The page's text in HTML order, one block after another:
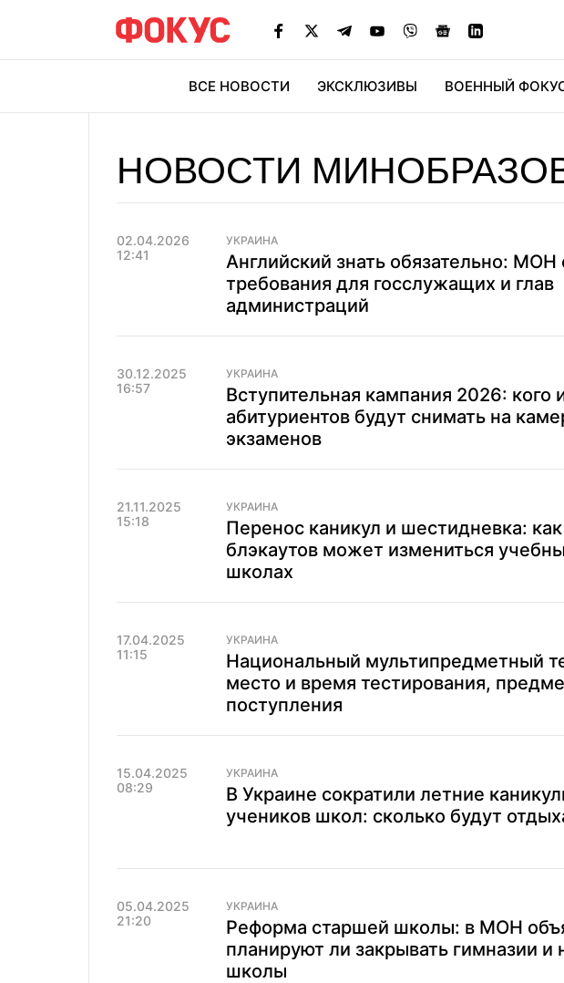
ВСЕ НОВОСТИ ЭКСКЛЮЗИВЫ ВОЕННЫЙ
НОВОСТИ
02.04.2026
12:41
УКРАИНА
Английский знать обязательно:
требования для госслужащих и глав
администраций
30.12.2025
16:57
УКРАИНА
Вступительная кампания 2026: кого
абитуриентов будут снимать на
экзаменов
21.11.2025
15:18
УКРАИНА
Перенос каникул и шестидневка:
блэкаутов может измениться
школах
17.04.2025
11:15
УКРАИНА
Национальный мультипредметный
место и время тестирования,
поступления
15.04.2025
08:29
УКРАИНА
В Украине сократили летние
учеников школ: сколько будут
05.04.2025
21:20
УКРАИНА
Реформа старшей школы: в МОН
планируют ли закрывать гимназии и
школы